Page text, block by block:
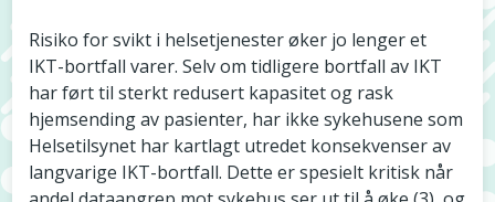
Risiko for svikt i helsetjenester øker jo lenger et
IKT-bortfall varer. Selv om tidligere bortfall av IKT
har ført til sterkt redusert kapasitet og rask
hjemsending av pasienter, har ikke sykehusene som
Helsetilsynet har kartlagt utredet konsekvenser av
langvarige IKT-bortfall. Dette er spesielt kritisk når